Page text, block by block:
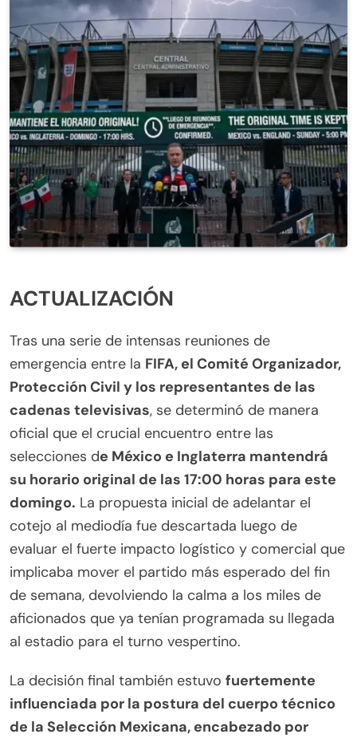
ACTUALIZACIÓN
Tras una serie de intensas reuniones de
emergencia entre la FIFA, el Comité Organizador,
Protección Civil y los representantes de las
cadenas televisivas, se determinó de manera
oficial que el crucial encuentro entre las
selecciones de México e Inglaterra mantendrá
su horario original de las 17:00 horas para este
domingo. La propuesta inicial de adelantar el
cotejo al mediodía fue descartada luego de
evaluar el fuerte impacto logístico y comercial que
implicaba mover el partido más esperado del fin
de semana, devolviendo la calma a los miles de
aficionados que ya tenían programada su llegada
al estadio para el turno vespertino.
La decisión final también estuvo fuertemente
influenciada por la postura del cuerpo técnico
de la Selección Mexicana, encabezado por